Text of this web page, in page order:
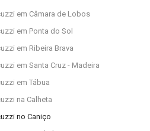
em Câmara de Lobos
em Ponta do Sol
em Ribeira Brava
em Santa Cruz - Madeira
em Tábua
na Calheta
no Caniço